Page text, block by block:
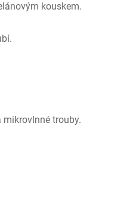
kouskem.
mikrovlnné trouby.